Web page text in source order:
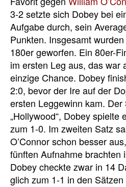
3-2 setzte sich Dobey bei
Aufgabe durch, sein
Punkten. Insgesamt
180er geworfen. Ein 80er-
im ersten Leg aus, das war
einzige Chance. Dobey
2:0, bevor der Ire auf der
ersten Leggewinn kam.
„Hollywood“, Dobey spielte
zum 1-0. Im zweiten Satz
O’Connor schon besser
fünften Aufnahme brachten
Dobey checkte zwar in 14
glich zum 1-1 in den Sätzen